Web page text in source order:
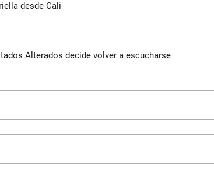
desde Cali
Alterados decide volver a escucharse